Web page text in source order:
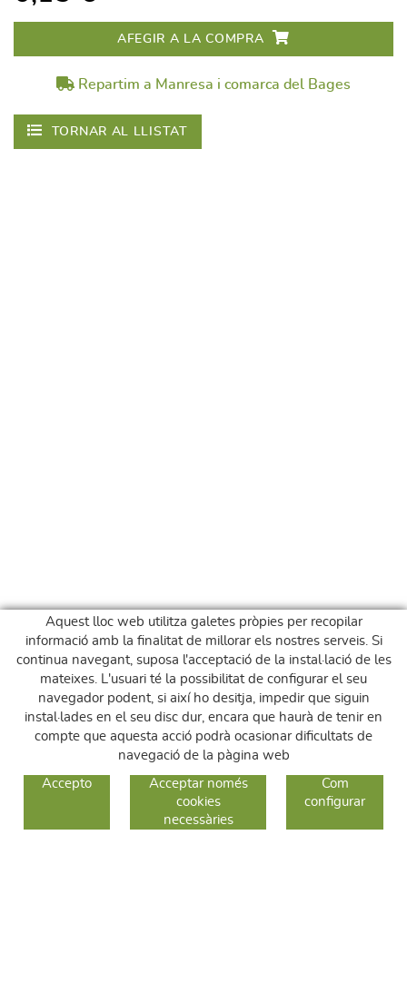
AFEGIR A LA COMPRA
Repartim a Manresa i comarca del Bages
TORNAR AL LLISTAT
Aquest lloc web utilitza galetes pròpies per recopilar
informació amb la finalitat de millorar els nostres serveis. Si
continua navegant, suposa l'acceptació de la instal·lació de les
mateixes. L'usuari té la possibilitat de configurar el seu
navegador podent, si així ho desitja, impedir que siguin
instal·lades en el seu disc dur, encara que haurà de tenir en
compte que aquesta acció podrà ocasionar dificultats de
navegació de la pàgina web
Accepto
Acceptar només
cookies
necessàries
Com
configurar